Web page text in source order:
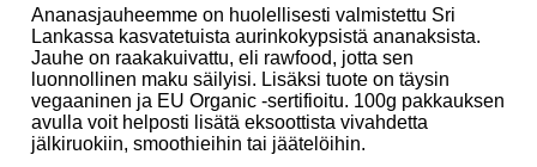
Ananasjauheemme on huolellisesti valmistettu Sri
Lankassa kasvatetuista aurinkokypsistä ananaksista.
Jauhe on raakakuivattu, eli rawfood, jotta sen
luonnollinen maku säilyisi. Lisäksi tuote on täysin
vegaaninen ja EU Organic -sertifioitu. 100g pakkauksen
avulla voit helposti lisätä eksoottista vivahdetta
jälkiruokiin, smoothieihin tai jäätelöihin.